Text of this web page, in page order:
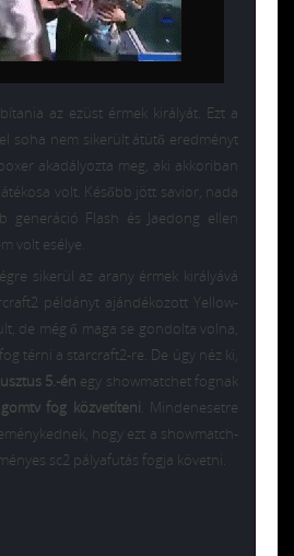
az ezüst érmek királyát. Ezt a
soha nem sikerült átütő eredményt
akadályozta meg, aki akkoriban
volt. Később jött savior, nada
generáció Flash és Jaedong ellen
volt esélye.
sikerül az arany érmek királyává
példányt ajándékozott Yellow-
de még ő maga se gondolta volna,
térni a starcraft2-re. De úgy néz ki,
5.-én egy showmatchet fognak
gomtv fog közvetíteni. Mindenesetre
hogy ezt a showmatch-
sc2 pályafutás fogja követni.